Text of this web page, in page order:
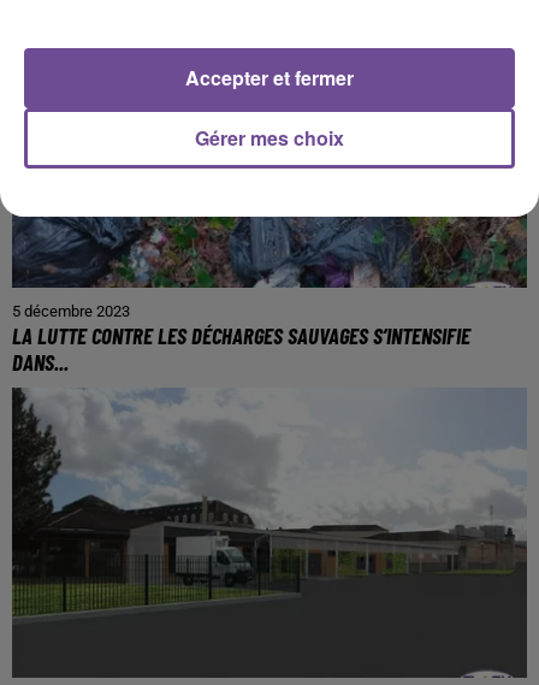
5 décembre 2023
LA LUTTE CONTRE LES DÉCHARGES SAUVAGES S’INTENSIFIE
DANS...
Gérer mes choix
Accepter et fermer